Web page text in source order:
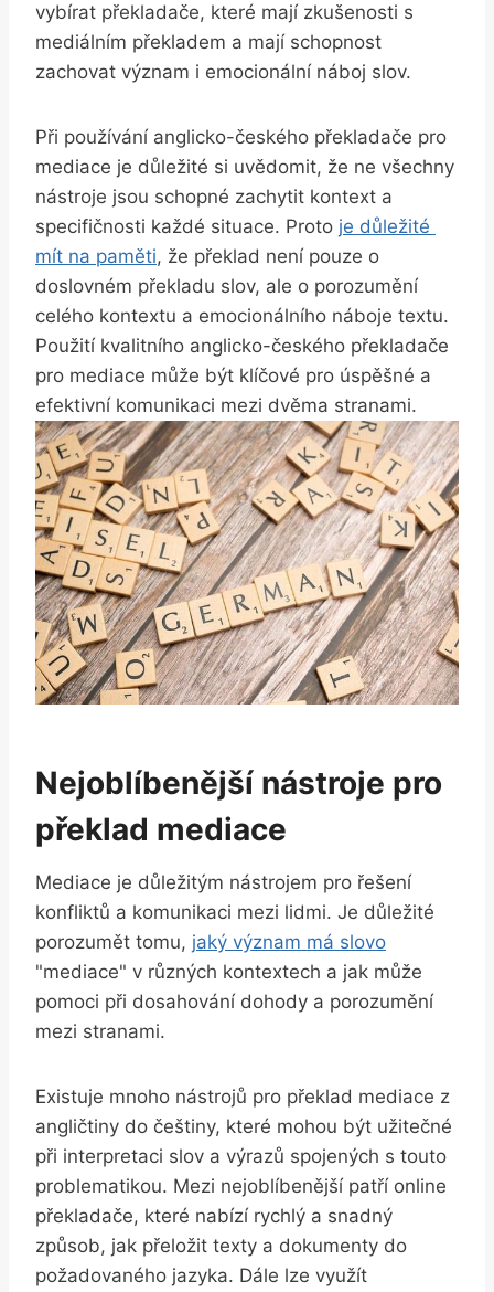
vybírat překladače, které mají zkušenosti s
mediálním překladem a mají schopnost
zachovat význam i ⁢emocionální náboj slov.
Při ‌používání anglicko-českého překladače pro
mediace je důležité si uvědomit, že ne‍ všechny
nástroje jsou schopné zachytit kontext a
specifičnosti každé situace. ‌Proto je ⁢důležité ​
mít na paměti, že‍ překlad není pouze‌ o
doslovném překladu slov, ale o porozumění
celého kontextu a emocionálního náboje textu.
Použití kvalitního anglicko-českého překladače
pro mediace může ⁤být klíčové pro​ úspěšné a
efektivní ⁢komunikaci mezi dvěma stranami.
Nejoblíbenější nástroje pro
překlad mediace
Mediace je důležitým nástrojem pro řešení
konfliktů a ⁣komunikaci mezi lidmi. Je důležité
‌porozumět tomu, jaký ‌význam má slovo
"mediace" v různých kontextech a jak může
pomoci při dosahování dohody a porozumění
⁣mezi stranami. ⁤
Existuje mnoho nástrojů ‍pro ⁤překlad mediace z
angličtiny do češtiny,⁤ které mohou být užitečné
při ‌interpretaci slov a výrazů spojených s touto
problematikou. Mezi nejoblíbenější patří online
⁢překladače, které nabízí rychlý⁤ a snadný‍
způsob, jak přeložit⁢ texty a dokumenty do​
požadovaného jazyka. Dále ⁣lze ⁣využít